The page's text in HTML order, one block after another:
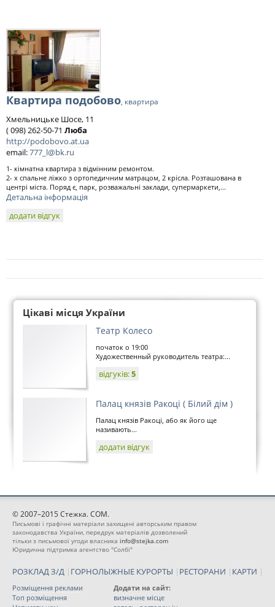
Квартира подобово, квартира
Хмельницьке Шосе, 11
( 098) 262-50-71 Люба
http://podobovo.at.ua
email:777_l@bk.ru
1- кімнатна квартира з відмінним ремонтом.
2- х спальне ліжко з ортопедичним матрацом, 2 крісла. Розташована в
центрі міста. Поряд є, парк, розважальні заклади, супермаркети,...
Детальна інформація
додати відгук
Цікаві місця України
Театр Колесо
початок о 19:00
Художественный руководитель театра:...
відгуків:5
Палац князів Ракоці ( Білий дім )
Палац князів Ракоці, або як його ще
називають...
додати відгук
© 2007–2015 Стежка. COM.
Письмові і графічні матеріали захищені авторським правом
законодавства України, передрук матеріалів дозволений
тільки з письмової угоди власника info@stejka.com
Юридична підтримка агентство "Солбі"
РОЗКЛАД З/Д | ГОРНОЛЫЖНЫЕ КУРОРТЫ | РЕСТОРАНИ | КАРТИ |
Розміщення реклами
Топ розміщення
Додати на сайт:
визначне місце